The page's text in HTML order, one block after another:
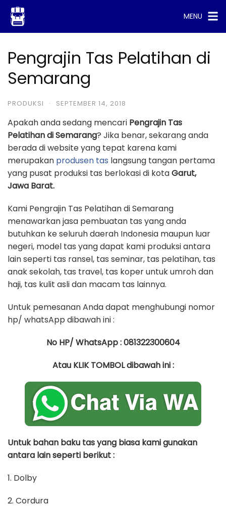
Skip
content
MENU
Pengrajin Tas Pelatihan di
Semarang
PRODUKSI · SEPTEMBER 14, 2018
Apakah anda sedang mencari Pengrajin Tas
Pelatihan di Semarang? Jika benar, sekarang anda
berada di website yang tepat karena kami
merupakan produsen tas langsung tangan pertama
yang pusat produksi tas berlokasi di kotaGarut,
Jawa Barat.
Kami Pengrajin Tas Pelatihan di Semarang
menawarkan jasa pembuatan tas yang anda
butuhkan ke seluruh daerah Indonesia maupun luar
negeri, model tas yang dapat kami produksi antara
lain seperti tas ransel, tas seminar, tas pelatihan, tas
anak sekolah, tas travel, tas koper untuk umroh dan
haji, tas kulit asli dan macam tas lainnya.
Untuk pemesanan Anda dapat menghubungi nomor
hp/ whatsApp dibawah ini :
No HP/ WhatsApp : 081322300604
Atau KLIK TOMBOL dibawah ini :
Untuk bahan baku tas yang biasa kami gunakan
antara lain seperti berikut :
1. Dolby
2. Cordura